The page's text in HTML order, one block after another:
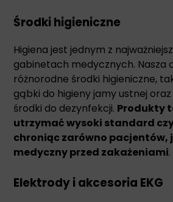
Środki higieniczne
Higiena jest jednym z
gabinetach medycznych. Nasza
różnorodne środki higieniczne,
gąbki do higieny jamy ustnej
środki do dezynfekcji. Produkty
utrzymać wysoki standard
chroniąc zarówno pacjentów,
medyczny przed zakażeniami.
Elektrody i akcesoria EKG